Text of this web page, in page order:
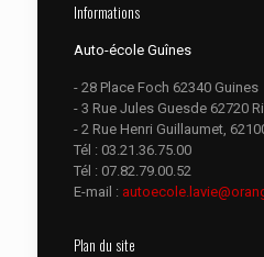
Informations
Auto-école Guînes
- 28 Place Foch 62340 Guines
- 3 Rue Jules Guesde 62720
- 2 Rue Henri Guillaumet,
Tél : 03.21.36.75.00
Tél : 07.82.79.00.52
E-mail :
Plan du site